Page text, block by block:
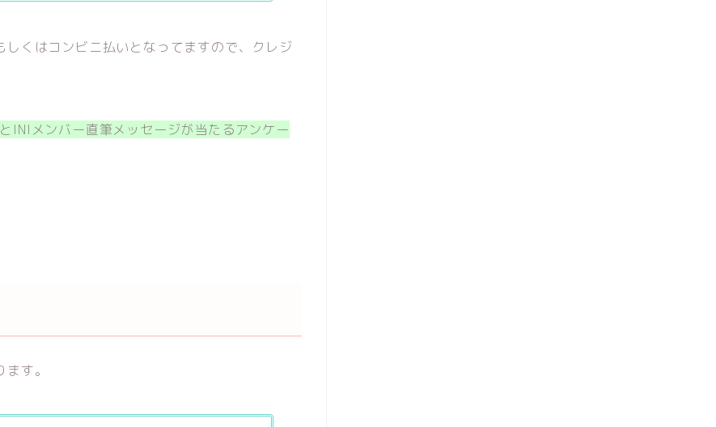
くはコンビニ払いとなってますので、クレジ
メンバー直筆メッセージが当たるアンケー
す。